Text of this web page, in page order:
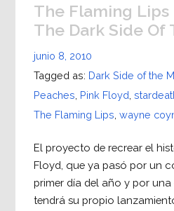
The Flaming Lips
The Dark Side Of
junio 8, 2010
Tagged as: Dark Side of the
Peaches Pink Floyd
The Flaming Lips wayne
El proyecto de recrear el
Floyd, que ya pasó por un
primer día del año y por una
tendrá su propio